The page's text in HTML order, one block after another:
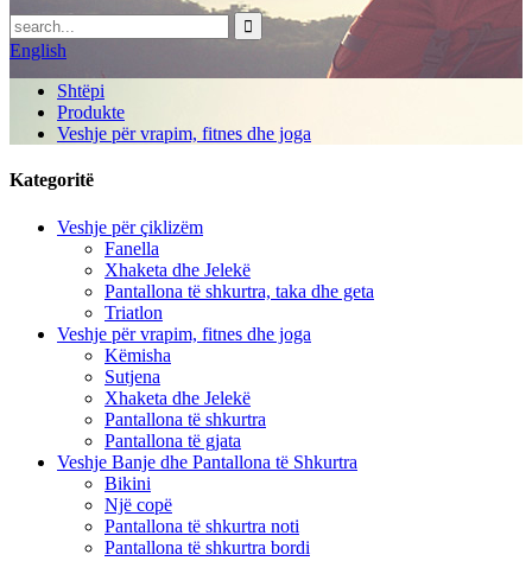
English
Shtëpi
Produkte
Veshje për vrapim, fitnes dhe joga
Kategoritë
Veshje për çiklizëm
Fanella
Xhaketa dhe Jelekë
Pantallona të shkurtra, taka dhe geta
Triatlon
Veshje për vrapim, fitnes dhe joga
Këmisha
Sutjena
Xhaketa dhe Jelekë
Pantallona të shkurtra
Pantallona të gjata
Veshje Banje dhe Pantallona të Shkurtra
Bikini
Një copë
Pantallona të shkurtra noti
Pantallona të shkurtra bordi